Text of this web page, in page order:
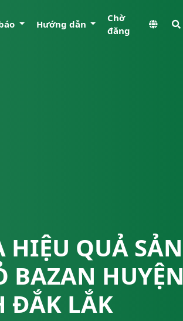
Hướng dẫn
Chờ
đăng
HIỆU QUẢ SẢN
BAZAN HUYỆN
ĐẮK LẮK